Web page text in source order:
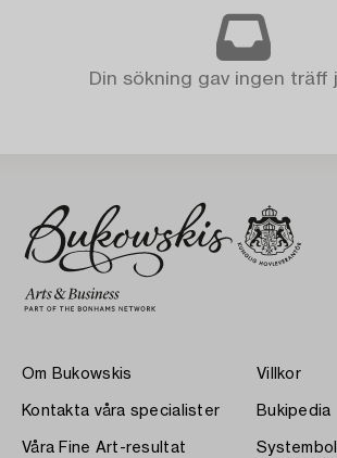
Din sökning gav ingen träff
Om Bukowskis
Kontakta våra specialister
Våra Fine Art-resultat
Villkor
Bukipedia